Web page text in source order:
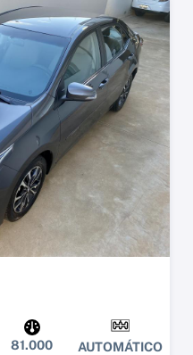
81.000 AUTOMÁTICO